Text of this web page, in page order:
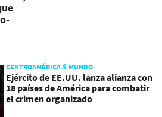
CENTROAMÉRICA & MUNDO
Ejército de EE.UU. lanza alianza con
18 países de América para combatir
el crimen organizado